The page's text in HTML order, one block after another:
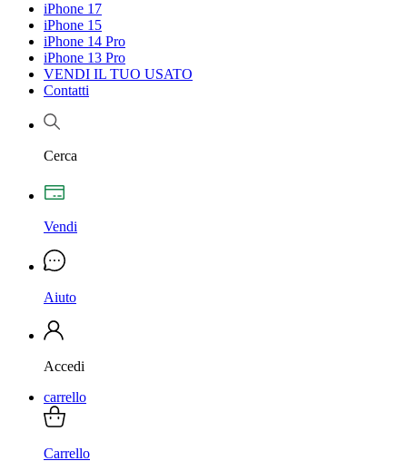
iPhone 17
iPhone 15
iPhone 14 Pro
iPhone 13 Pro
VENDI IL TUO USATO
Contatti
Cerca
Vendi
Aiuto
Accedi
carrello
Carrello